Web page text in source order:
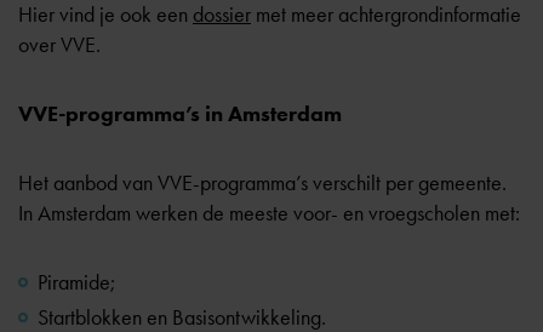
Hier vind je ook een dossier met meer achtergrondinformatie
over VVE.
VVE-programma’s in Amsterdam
Het aanbod van VVE-programma’s verschilt per gemeente.
In Amsterdam werken de meeste voor- en vroegscholen met:
Piramide;
Startblokken en Basisontwikkeling.